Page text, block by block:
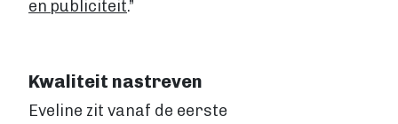
en publiciteit.”
Kwaliteit nastreven
Eveline zit vanaf de eerste